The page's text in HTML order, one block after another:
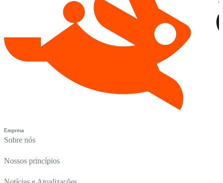
Empresa
Sobre nós
Nossos princípios